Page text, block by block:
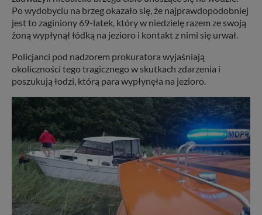
Po wydobyciu na brzeg okazało się, że najprawdopodobniej
jest to zaginiony 69-latek, który w niedzielę razem ze swoją
żoną wypłynął łódką na jezioro i kontakt z nimi się urwał.
Policjanci pod nadzorem prokuratora wyjaśniają
okoliczności tego tragicznego w skutkach zdarzenia i
poszukują łodzi, którą para wypłynęła na jezioro.